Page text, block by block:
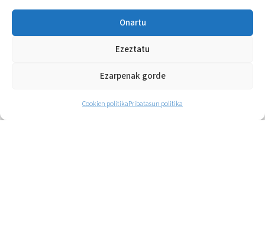
Onartu
Ezeztatu
Ezarpenak gorde
Cookien politikaPribatasun politika